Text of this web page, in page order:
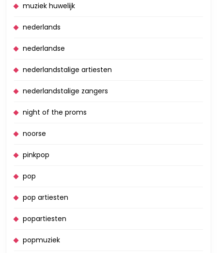
muziek huwelijk
nederlands
nederlandse
nederlandstalige artiesten
nederlandstalige zangers
night of the proms
noorse
pinkpop
pop
pop artiesten
popartiesten
popmuziek